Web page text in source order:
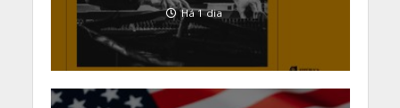
Há 1 dia